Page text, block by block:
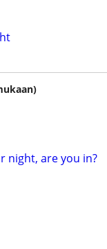
night, are you in?